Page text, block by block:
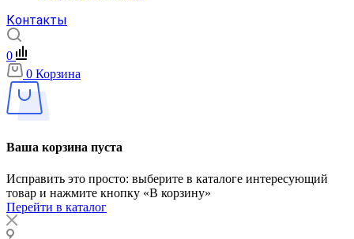
Контакты
0
0 Корзина
Ваша корзина пуста
Исправить это просто: выберите в каталоге интересующий
товар и нажмите кнопку «В корзину»
Перейти в каталог